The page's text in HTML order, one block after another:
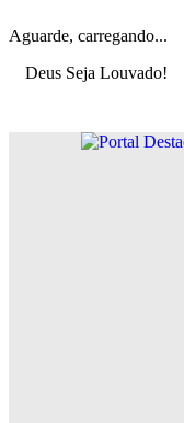
Aguarde, carregando...
Deus Seja Louvado!